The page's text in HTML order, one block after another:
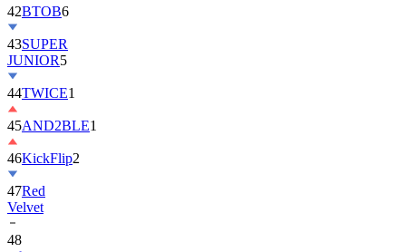
43SUPER
JUNIOR
44TWICE
45AND2BLE
46KickFlip2
47Red
Velvet
48
パ
ク・